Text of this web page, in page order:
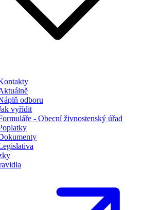
odboru
vyřídit
- Obecní živnostenský úřad